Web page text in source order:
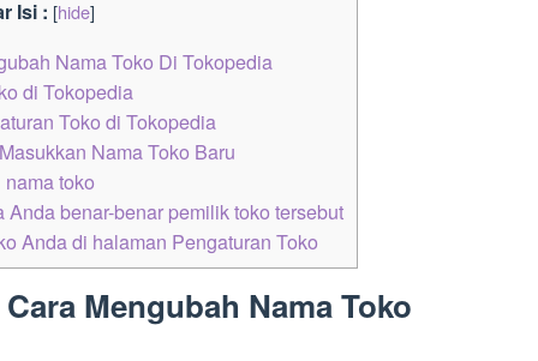
Isi : [hide]
Nama Toko Di Tokopedia
di Tokopedia
Toko di Tokopedia
Nama Toko Baru
toko
benar-benar pemilik toko tersebut
Anda di halaman Pengaturan Toko
Mengubah Nama Toko